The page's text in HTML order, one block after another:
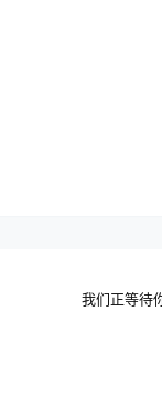
我们正等待